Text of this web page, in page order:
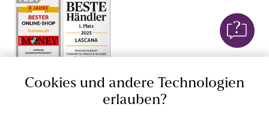
Geprüfte Sicherheit
Cookies und andere Technologien
erlauben?